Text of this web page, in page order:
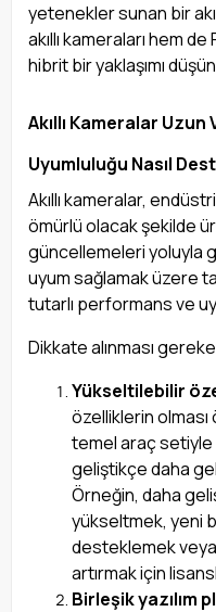
yetenekler sunan bir
akıllı kameraları hem
hibrit bir yaklaşımı
Akıllı Kameralar
Uyumluluğu Nasıl
Akıllı kameralar,
ömürlü olacak şekilde
güncellemeleri yoluyla
uyum sağlamak üzere
tutarlı performans ve
Dikkate alınması
Yükseltilebilir
özelliklerin
temel araç setiyle
geliştikçe daha
Örneğin, daha
yükseltmek, yeni
desteklemek veya
artırmak için
Birleşik yazılım